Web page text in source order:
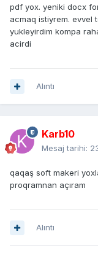
pdf yox. yeniki docx
acmaq istiyrem. evvel
yukleyirdim kompa
acirdi
Alıntı
Karb10
Mesaj tarihi:
qaqaş soft makeri
proqramnan açıram
Alıntı